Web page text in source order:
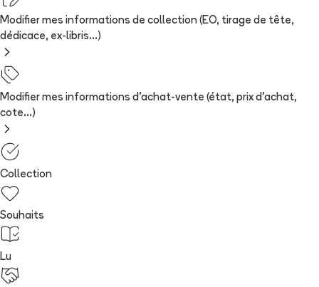
Modifier mes informations de collection (EO, tirage de tête,
dédicace, ex-libris...)
Modifier mes informations d'achat-vente (état, prix d'achat,
cote...)
Collection
Souhaits
Lu